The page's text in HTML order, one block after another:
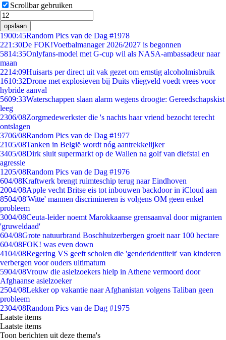
Scrollbar gebruiken
opslaan
1900:45Random Pics van de Dag #1978
221:30De FOK!Voetbalmanager 2026/2027 is begonnen
5814:35Onlyfans-model met G-cup wil als NASA-ambassadeur naar
maan
2214:09Huisarts per direct uit vak gezet om ernstig alcoholmisbruik
1610:32Drone met explosieven bij Duits vliegveld voedt vrees voor
hybride aanval
5609:33Waterschappen slaan alarm wegens droogte: Gereedschapskist
leeg
2306/08Zorgmedewerkster die 's nachts haar vriend bezocht terecht
ontslagen
3706/08Random Pics van de Dag #1977
2105/08Tanken in België wordt nóg aantrekkelijker
3405/08Dirk sluit supermarkt op de Wallen na golf van diefstal en
agressie
1205/08Random Pics van de Dag #1976
604/08Kraftwerk brengt ruimteschip terug naar Eindhoven
2004/08Apple vecht Britse eis tot inbouwen backdoor in iCloud aan
8504/08'Witte' mannen discrimineren is volgens OM geen enkel
probleem
3004/08Ceuta-leider noemt Marokkaanse grensaanval door migranten
'gruweldaad'
604/08Grote natuurbrand Boschhuizerbergen groeit naar 100 hectare
604/08FOK! was even down
4104/08Regering VS geeft scholen die 'genderidentiteit' van kinderen
verbergen voor ouders ultimatum
5904/08Vrouw die asielzoekers hielp in Athene vermoord door
Afghaanse asielzoeker
2504/08Lekker op vakantie naar Afghanistan volgens Taliban geen
probleem
2304/08Random Pics van de Dag #1975
Laatste items
Laatste items
Toon berichten uit deze thema's